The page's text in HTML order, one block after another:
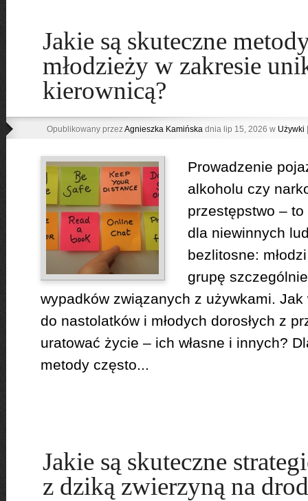
hamują przed
świecą się w
ostrzegają kierowców
To nie jest science
Jakie są najnowsze prz...
Nowe przepisy o
Rewolucja na polskich
Czy zastanawiałeś się
obok możesz jechać
właśnie...
Jakie są skuteczne
młodzieży w zakresie
kierownicą?
Opublikowany przezAgnieszka Kamińskadnia lip 15, 2026 w Używki
Prowadzenie
alkoholu czy
przestępstwo –
dla niewinnych
bezlitosne:
grupę
wypadków związanych z używkami.
do nastolatków i młodych dorosłych z
uratować życie – ich własne i innych?
metody często...
Jakie są skuteczne
z dziką zwierzyną na